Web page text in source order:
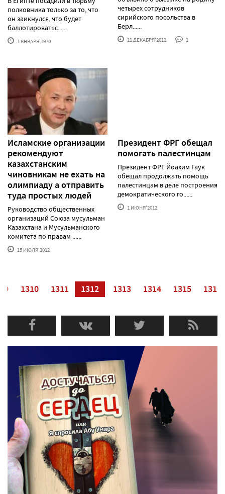
полковника только за то, что
он заикнулся, что будет
баллотироватьс......
1 ЯНВАРЯ'1970
четырех сотрудников
сирийского посольства в
Берл......
11 ДЕКАБРЯ'2012 1
Исламские организации
рекомендуют
казахстанским
чиновникам не ехать на
олимпиаду а отправить
туда простых людей
Руководство общественных
организаций Союза мусульман
Казахстана и Мусульманского
комитета по правам ......
15 ИЮЛЯ'2012
Президент ФРГ обещал
помогать палестинцам
Президент ФРГ Йоахим Гаук
обещал продолжать помощь
палестинцам в деле построения
демократического го......
1 ИЮНЯ'2012
1310 1311 1312 1313 1314 1315 1316